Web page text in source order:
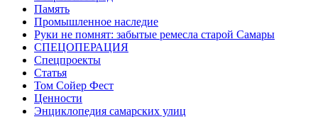
Память
Промышленное наследие
Руки не помнят: забытые ремесла старой Самары
СПЕЦОПЕРАЦИЯ
Спецпроекты
Статья
Том Сойер Фест
Ценности
Энциклопедия самарских улиц